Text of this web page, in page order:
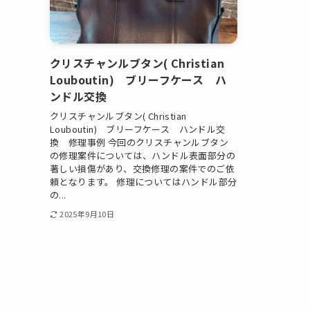
クリスチャンルブタン( Christian
Louboutin) ブリーフケース ハ
ンドル交換
クリスチャンルブタン( Christian
Louboutin) ブリーフケース ハンドル交
換 修理事例 今回のクリスチャンルブタン
の修理案件については、ハンドル表面部分の
著しい損傷があり、交換修理の案件でのご依
頼となります。 修理についてはハンドル部分
の...
2025年9月10日